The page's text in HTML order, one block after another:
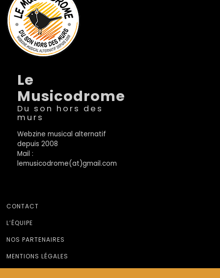
Le
Musicodrome
Du son hors des
murs
Webzine musical alternatif
depuis 2008
Mail :
lemusicodrome(at)gmail.com
CONTACT
L’ÉQUIPE
NOS PARTENAIRES
MENTIONS LÉGALES